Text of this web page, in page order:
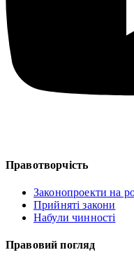
Правотворчість
Законопроекти на
Прийняті закони
Набули чинності
Правовий погляд